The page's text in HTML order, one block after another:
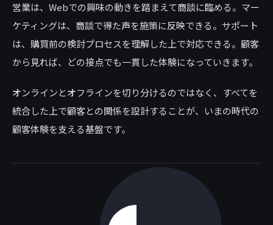
営業は、Webでの興味の動きを踏まえて商談に臨める。マー
ケティングは、商談で得た声を施策に反映できる。サポート
は、購買前の検討プロセスを理解した上で対応できる。顧客
から見れば、どの接点でも一貫した体験になっていきます。
オンラインとオフラインを切り分けるのではなく、すべてを
統合した上で顧客との関係を設計することが、いまの時代の
顧客体験を支える基盤です。